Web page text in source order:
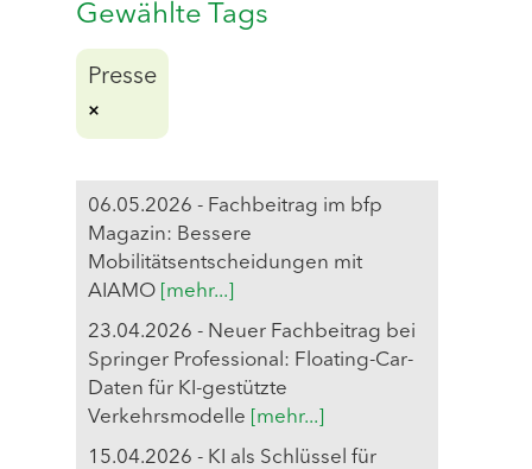
Gewählte Tags
Presse
06.05.2026 - Fachbeitrag im bfp
Magazin: Bessere
Mobilitätsentscheidungen mit
AIAMO [mehr...]
23.04.2026 - Neuer Fachbeitrag bei
Springer Professional: Floating-Car-
Daten für KI-gestützte
Verkehrsmodelle
[mehr...]
15.04.2026 - KI als Schlüssel für